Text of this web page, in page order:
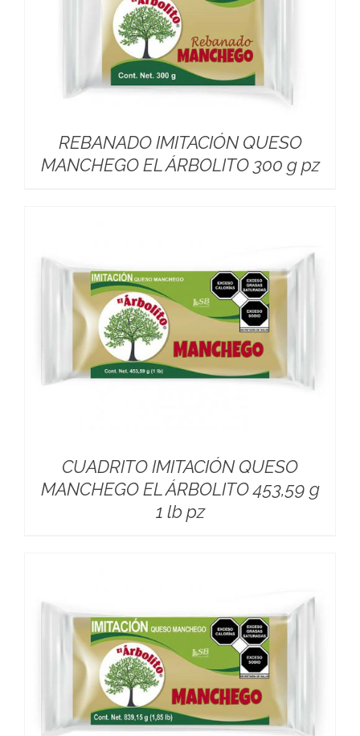
REBANADO IMITACIÓN QUESO
MANCHEGO EL ÁRBOLITO 300 g pz
CUADRITO IMITACIÓN QUESO
MANCHEGO EL ÁRBOLITO 453,59 g
1 lb pz